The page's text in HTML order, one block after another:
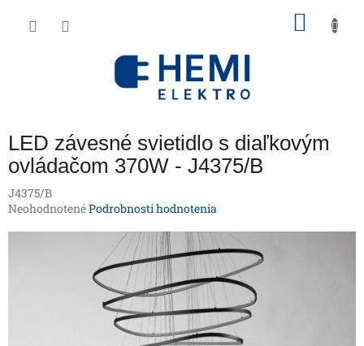
LED závesné svietidlo s diaľkovým
ovládačom 370W - J4375/B
J4375/B
Priemerné
NeohodnotenéPodrobnosti hodnotenia